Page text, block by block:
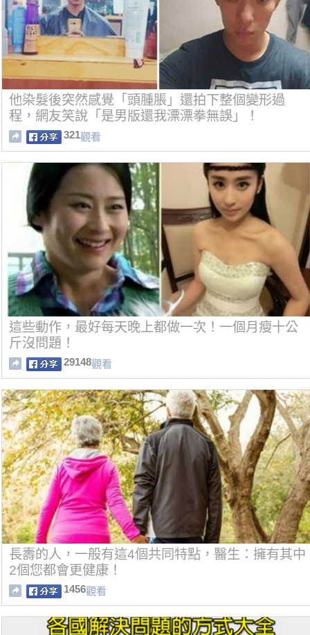
他染髮後突然感覺「頭腫脹」還拍下整個變形過
程，網友笑說「是男版還我漂漂拳無誤」！
321觀看
這些動作，最好每天晚上都做一次！一個月瘦十公
斤沒問題！
29148觀看
長壽的人，一般有這4個共同特點，醫生：擁有其中
2個您都會更健康！
1456觀看